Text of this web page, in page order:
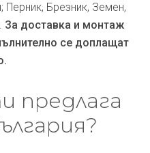
Перник, Брезник, Земен,
За доставка и монтаж
се доплащат
предлага